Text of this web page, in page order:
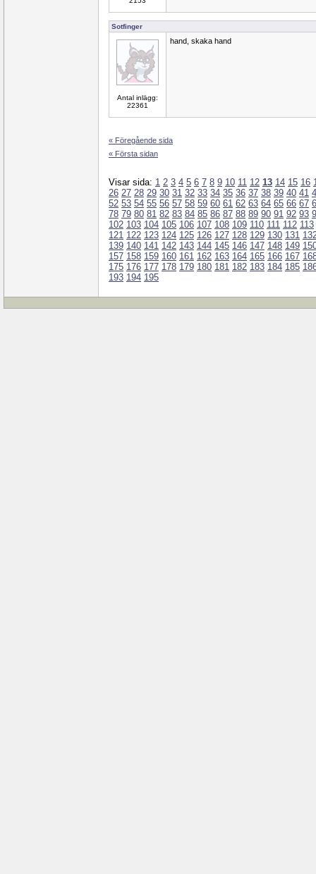
Sotfinger
Antal inlägg:
22361
hand, skaka hand
« Föregående sida
« Första sidan
Visar sida: 1 2 3 4 5 6 7 8 9 10 11 12 13 14 15 16
26 27 28 29 30 31 32 33 34 35 36 37 38 39 40 41
52 53 54 55 56 57 58 59 60 61 62 63 64 65 66 67
78 79 80 81 82 83 84 85 86 87 88 89 90 91 92 93
102 103 104 105 106 107 108 109 110 111 112 113
121 122 123 124 125 126 127 128 129 130 131
139 140 141 142 143 144 145 146 147 148 149
157 158 159 160 161 162 163 164 165 166 167
175 176 177 178 179 180 181 182 183 184 185
193 194 195